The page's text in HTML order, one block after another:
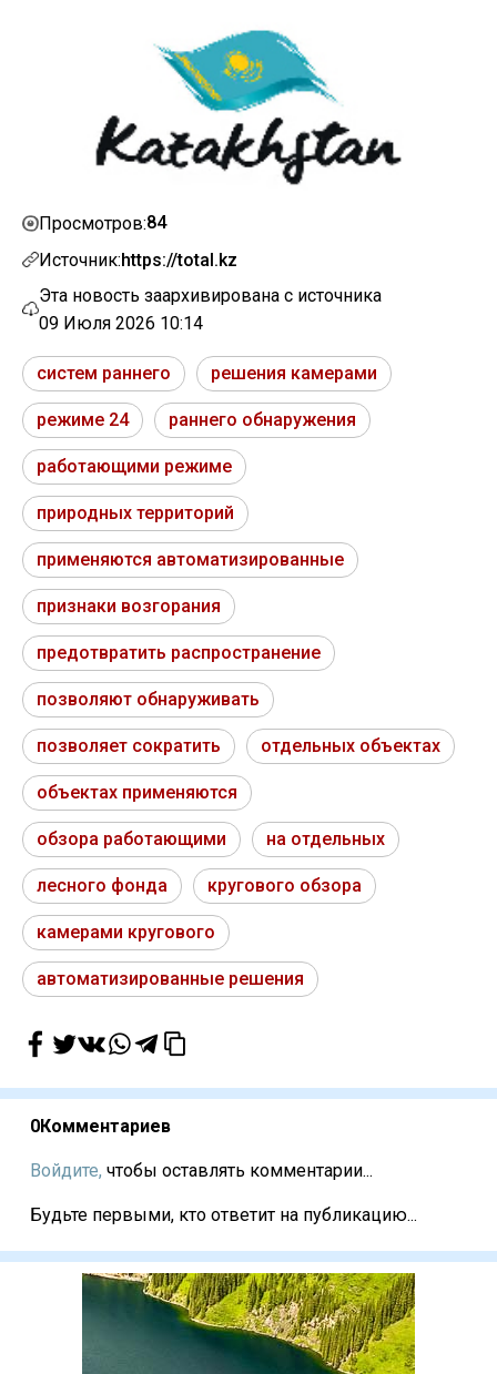
Просмотров:84
Источник:https://total.kz
Эта новость заархивирована с источника
09 Июля 2026 10:14
систем раннего решения камерами
режиме 24 раннего обнаружения
работающими режиме
природных территорий
применяются автоматизированные
признаки возгорания
предотвратить распространение
позволяют обнаруживать
позволяет сократить отдельных объектах
объектах применяются
обзора работающими на отдельных
лесного фонда кругового обзора
камерами кругового
автоматизированные решения
0Комментариев
Войдите, чтобы оставлять комментарии...
Будьте первыми, кто ответит на публикацию...